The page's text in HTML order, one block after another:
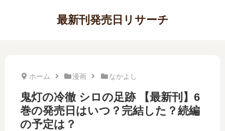
最新刊発売日リサーチ
ホーム 漫画 なかよし
鬼灯の冷徹 シロの足跡 【最新刊】6
巻の発売日はいつ？完結した？続編
の予定は？